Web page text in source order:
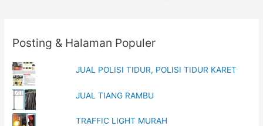
Posting & Halaman Populer
JUAL POLISI TIDUR, POLISI TIDUR KARET
JUAL TIANG RAMBU
TRAFFIC LIGHT MURAH